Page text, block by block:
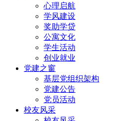
心理启航
学风建设
奖助学贷
公寓文化
学生活动
创业就业
党建之窗
基层党组织架构
党建公告
党员活动
校友风采